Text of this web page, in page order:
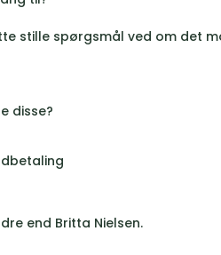
stille spørgsmål ved om det
disse?
end Britta Nielsen.